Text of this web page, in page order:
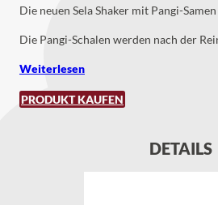
Die neuen Sela Shaker mit Pangi-
Die Pangi-Schalen werden nach der
Weiterlesen
PRODUKT KAUFEN
DETAILS